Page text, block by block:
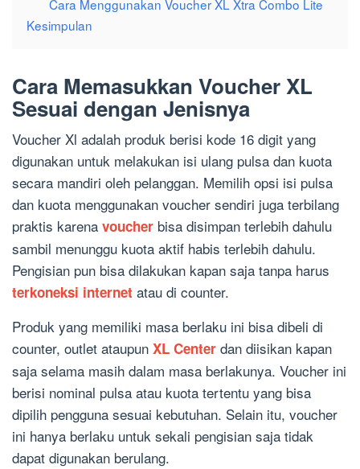
Cara Menggunakan Voucher XL Xtra Combo Lite
Kesimpulan
Cara Memasukkan Voucher XL
Sesuai dengan Jenisnya
Voucher Xl adalah produk berisi kode 16 digit yang
digunakan untuk melakukan isi ulang pulsa dan kuota
secara mandiri oleh pelanggan. Memilih opsi isi pulsa
dan kuota menggunakan voucher sendiri juga terbilang
praktis karena voucher bisa disimpan terlebih dahulu
sambil menunggu kuota aktif habis terlebih dahulu.
Pengisian pun bisa dilakukan kapan saja tanpa harus
terkoneksi internet atau di counter.
Produk yang memiliki masa berlaku ini bisa dibeli di
counter, outlet ataupun XL Center dan diisikan kapan
saja selama masih dalam masa berlakunya. Voucher ini
berisi nominal pulsa atau kuota tertentu yang bisa
dipilih pengguna sesuai kebutuhan. Selain itu, voucher
ini hanya berlaku untuk sekali pengisian saja tidak
dapat digunakan berulang.